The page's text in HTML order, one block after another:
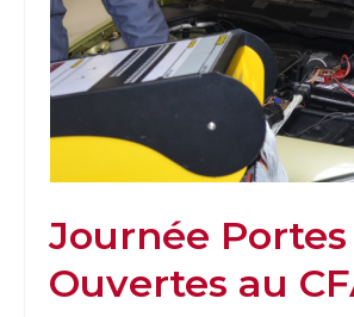
Journée Portes
Ouvertes au